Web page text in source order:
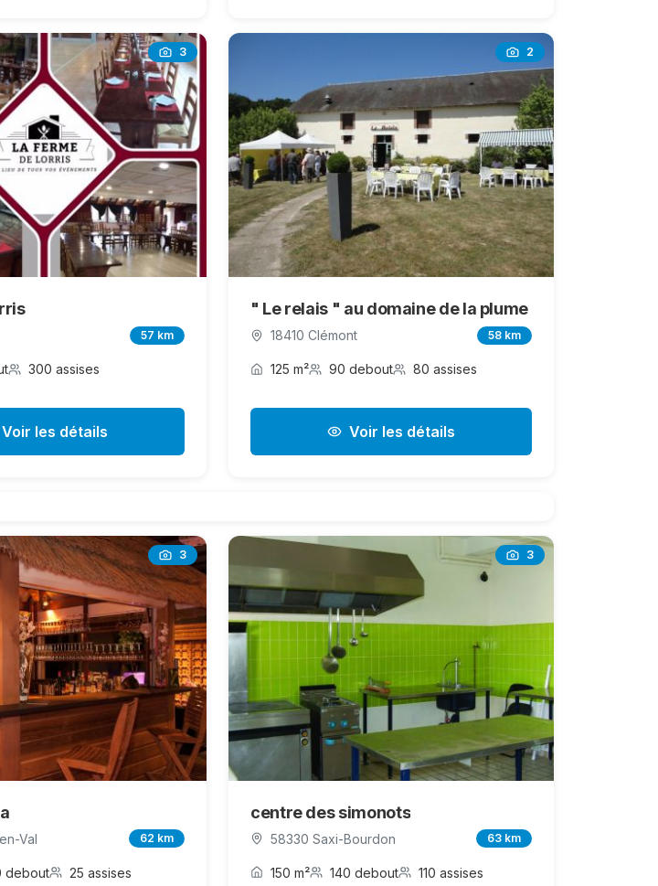
3
57 km
300 assises
Voir les détails
2
" Le relais " au domaine de la plume
18410 Clémont 58 km
125 m² 90 debout 80 assises
Voir les détails
3
Val 62 km
debout 25 assises
3
centre des simonots
58330 Saxi-Bourdon 63 km
150 m² 140 debout 110 assises